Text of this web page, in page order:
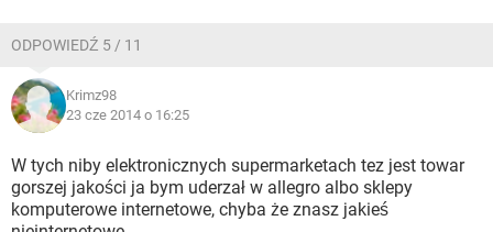
ODPOWIEDŹ 5 / 11
Krimz98
23 cze 2014 o 16:25
W tych niby elektronicznych supermarketach tez jest towar
gorszej jakości ja bym uderzał w allegro albo sklepy
komputerowe internetowe, chyba że znasz jakieś